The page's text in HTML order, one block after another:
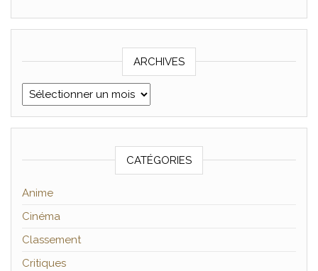
ARCHIVES
Archives
CATÉGORIES
Anime
Cinéma
Classement
Critiques